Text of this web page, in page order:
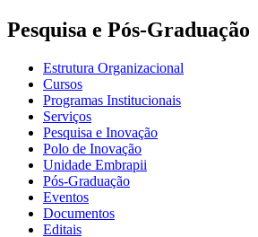
Pesquisa e Pós-Graduação
Estrutura Organizacional
Cursos
Programas Institucionais
Serviços
Pesquisa e Inovação
Polo de Inovação
Unidade Embrapii
Pós-Graduação
Eventos
Documentos
Editais